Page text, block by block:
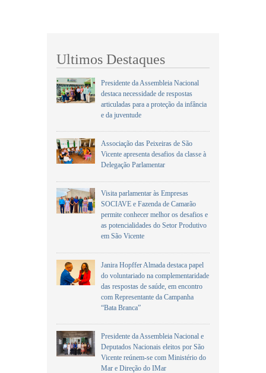
Ultimos Destaques
Presidente da Assembleia Nacional
destaca necessidade de respostas
articuladas para a proteção da infância
e da juventude
Associação das Peixeiras de São
Vicente apresenta desafios da classe à
Delegação Parlamentar
Visita parlamentar às Empresas
SOCIAVE e Fazenda de Camarão
permite conhecer melhor os desafios e
as potencialidades do Setor Produtivo
em São Vicente
Janira Hopffer Almada destaca papel
do voluntariado na complementaridade
das respostas de saúde, em encontro
com Representante da Campanha
“Bata Branca”
Presidente da Assembleia Nacional e
Deputados Nacionais eleitos por São
Vicente reúnem-se com Ministério do
Mar e Direção do IMar